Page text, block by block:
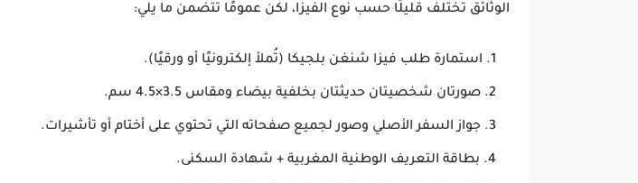
الوثائق تختلف قليلًا حسب نوع الفيزا، لكن عمومًا تتضمن ما يلي:
استمارة طلب فيزا شنغن بلجيكا (تُملأ إلكترونيًا أو ورقيًا).
صورتان شخصيتان حديثتان بخلفية بيضاء ومقاس 3.5×4.5 سم.
جواز السفر الأصلي وصور لجميع صفحاته التي تحتوي على أختام أو تأشيرات.
بطاقة التعريف الوطنية المغربية + شهادة السكنى.